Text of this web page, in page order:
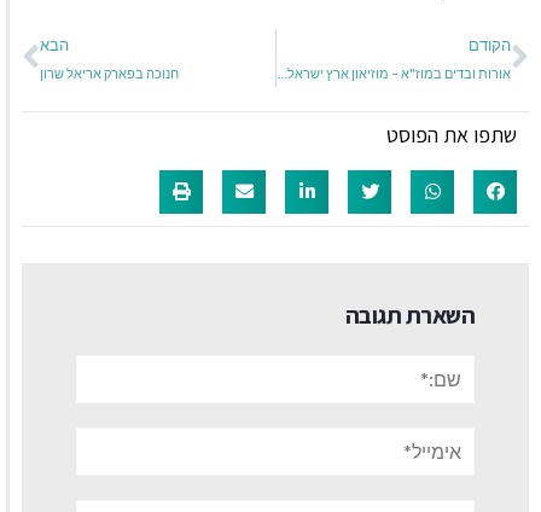
הקודם הבא
חנוכה בפארק אריאל שרון
שתפו את הפוסט
השארת תגובה